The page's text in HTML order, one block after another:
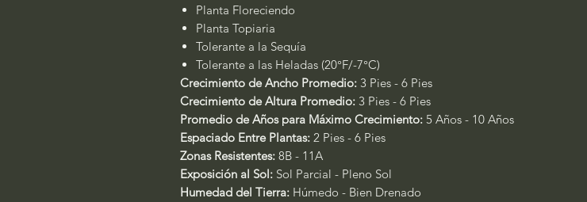
Planta Floreciendo
Planta Topiaria
Tolerante a la Sequía
Tolerante a las Heladas (20°F/-7°C)
Crecimiento de Ancho Promedio: 3 Pies - 6 Pies
Crecimiento de Altura Promedio: 3 Pies - 6 Pies
Promedio de Años para Máximo Crecimiento: 5 Años - 10 Años
Espaciado Entre Plantas: 2 Pies - 6 Pies
Zonas Resistentes: 8B - 11A
Exposición al Sol: Sol Parcial - Pleno Sol
Humedad del Tierra: Húmedo - Bien Drenado